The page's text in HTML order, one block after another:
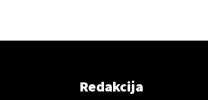
Redakcija